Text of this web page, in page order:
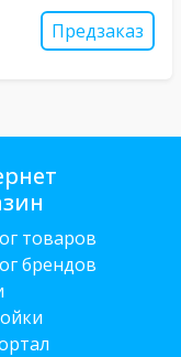
Предзаказ
товаров
брендов